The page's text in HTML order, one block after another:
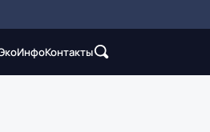
ИнфоКонтакты